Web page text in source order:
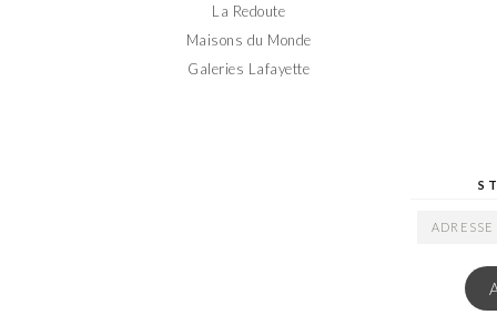
La Redoute
Maisons du Monde
Galeries Lafayette
ADRESSE